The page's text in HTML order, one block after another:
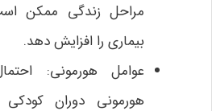
مراحل زندگی ممکن
بیماری را افزایش دهد.
عوامل هورمونی:
هورمونی دوران